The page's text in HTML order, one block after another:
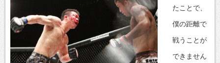
たことで、
僕の距離で
戦うことが
できません